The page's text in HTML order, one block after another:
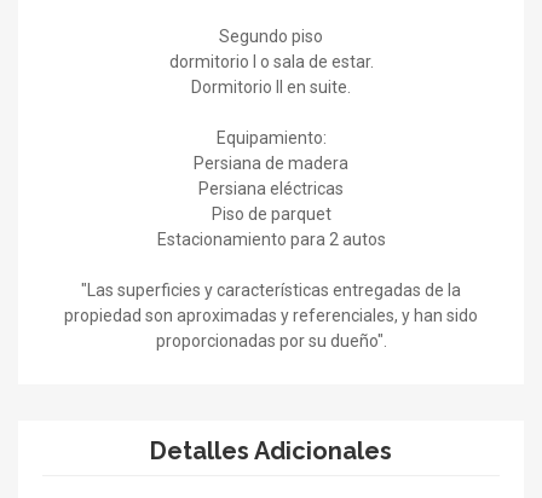
Segundo piso
dormitorio I o sala de estar.
Dormitorio II en suite.
Equipamiento:
Persiana de madera
Persiana eléctricas
Piso de parquet
Estacionamiento para 2 autos
"Las superficies y características entregadas de la
propiedad son aproximadas y referenciales, y han sido
proporcionadas por su dueño".
Detalles Adicionales